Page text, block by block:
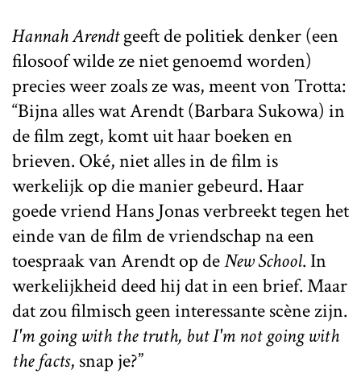
Hannah Arendtgeeft de politiek denker (een
filosoof wilde ze niet genoemd worden)
precies weer zoals ze was, meent von Trotta:
“Bijna alles wat Arendt (Barbara Sukowa) in
de film zegt, komt uit haar boeken en
brieven. Oké, niet alles in de film is
werkelijk op die manier gebeurd. Haar
goede vriend Hans Jonas verbreekt tegen het
einde van de film de vriendschap na een
toespraak van Arendt op deNew School. In
werkelijkheid deed hij dat in een brief. Maar
dat zou filmisch geen interessante scène zijn.
I'm going with the truth, but I'm not going with
the facts, snap je?”